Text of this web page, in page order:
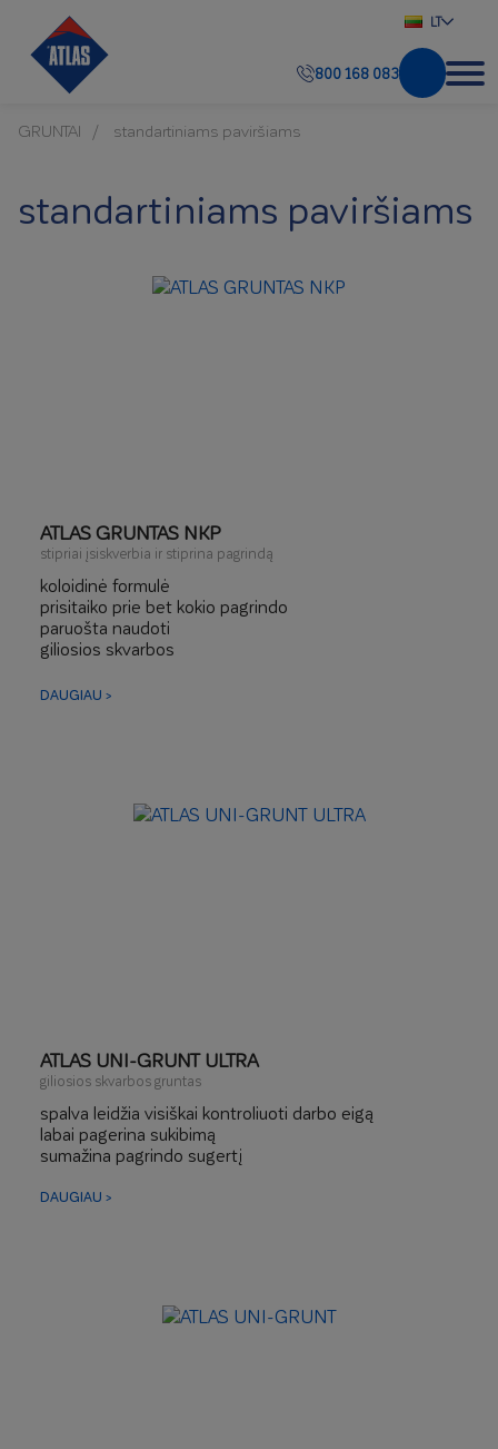
LT
800 168 083
GRUNTAI standartiniams paviršiams
standartiniams paviršiams
ATLAS GRUNTAS NKP
stipriai įsiskverbia ir stiprina pagrindą
koloidinė formulė
prisitaiko prie bet kokio pagrindo
paruošta naudoti
giliosios skvarbos
neblizgina paviršiaus
DAUGIAU >
ATLAS UNI-GRUNT ULTRA
giliosios skvarbos gruntas
spalva leidžia visiškai kontroliuoti darbo eigą
labai pagerina sukibimą
sumažina pagrindo sugertį
DAUGIAU >